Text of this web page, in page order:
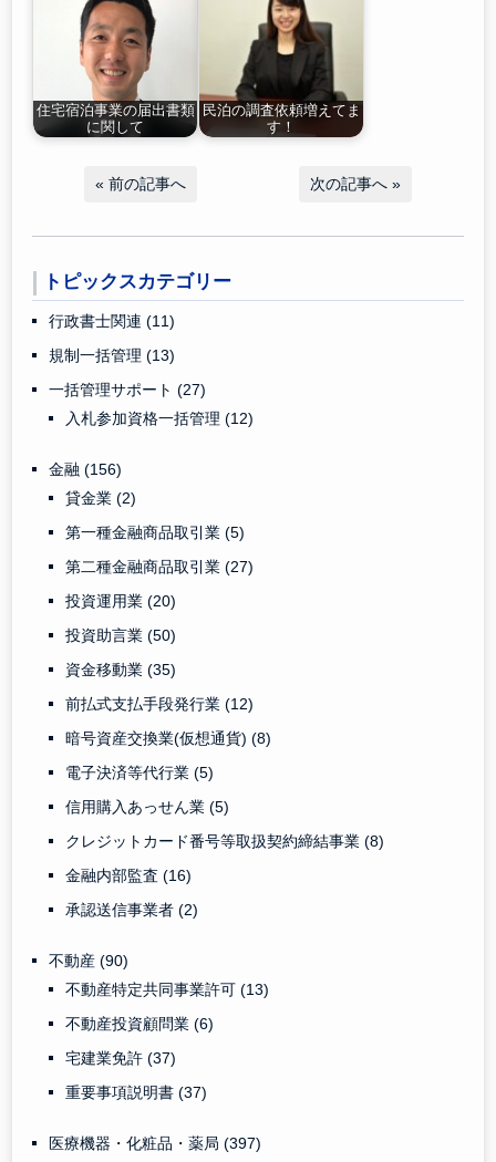
住宅宿泊事業の届出書類
に関して
民泊の調査依頼増えてま
す！
« 前の記事へ 次の記事へ »
トピックスカテゴリー
行政書士関連(11)
規制一括管理(13)
一括管理サポート(27)
入札参加資格一括管理(12)
金融(156)
貸金業(2)
第一種金融商品取引業(5)
第二種金融商品取引業(27)
投資運用業(20)
投資助言業(50)
資金移動業(35)
前払式支払手段発行業(12)
暗号資産交換業(仮想通貨)(8)
電子決済等代行業(5)
信用購入あっせん業(5)
クレジットカード番号等取扱契約締結事業(8)
金融内部監査(16)
承認送信事業者(2)
不動産(90)
不動産特定共同事業許可(13)
不動産投資顧問業(6)
宅建業免許(37)
重要事項説明書(37)
医療機器・化粧品・薬局(397)